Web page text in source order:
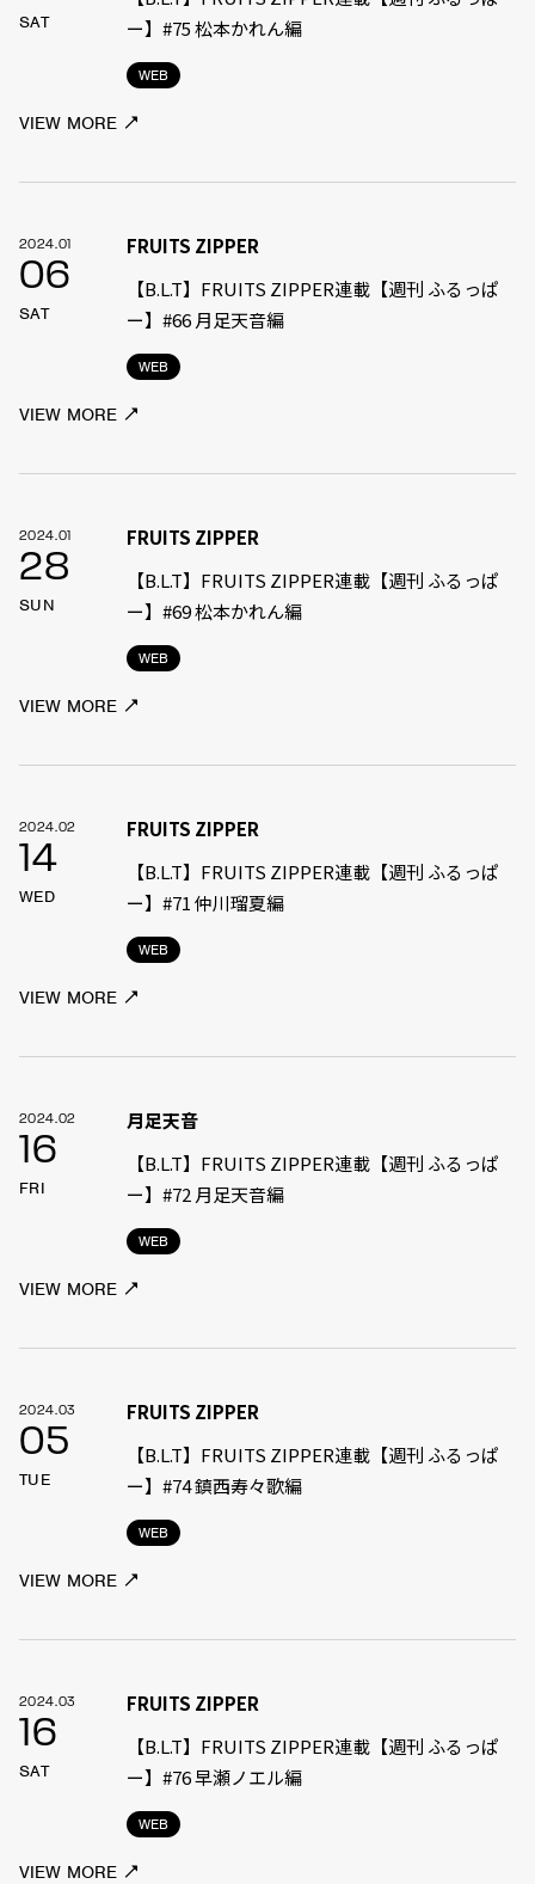
SAT
WEB
ー】#75 松本かれん編
VIEW MORE
2024.01
06
SAT
WEB
FRUITS ZIPPER
【B.L.T】FRUITS ZIPPER連載【週刊 ふるっぱ
ー】#66 月足天音編
VIEW MORE
2024.01
28
SUN
WEB
FRUITS ZIPPER
【B.L.T】FRUITS ZIPPER連載【週刊 ふるっぱ
ー】#69 松本かれん編
VIEW MORE
2024.02
14
WED
WEB
FRUITS ZIPPER
【B.L.T】FRUITS ZIPPER連載【週刊 ふるっぱ
ー】#71 仲川瑠夏編
VIEW MORE
2024.02
16
FRI
WEB
月足天音
【B.L.T】FRUITS ZIPPER連載【週刊 ふるっぱ
ー】#72 月足天音編
VIEW MORE
2024.03
05
TUE
WEB
FRUITS ZIPPER
【B.L.T】FRUITS ZIPPER連載【週刊 ふるっぱ
ー】#74 鎮西寿々歌編
VIEW MORE
2024.03
16
SAT
WEB
FRUITS ZIPPER
【B.L.T】FRUITS ZIPPER連載【週刊 ふるっぱ
ー】#76 早瀬ノエル編
VIEW MORE